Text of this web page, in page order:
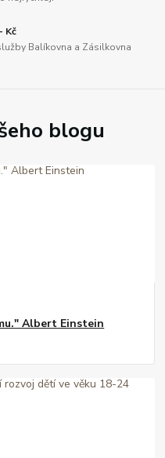
Kč
Balíkovna a Zásilkovna
blogu
Albert Einstein